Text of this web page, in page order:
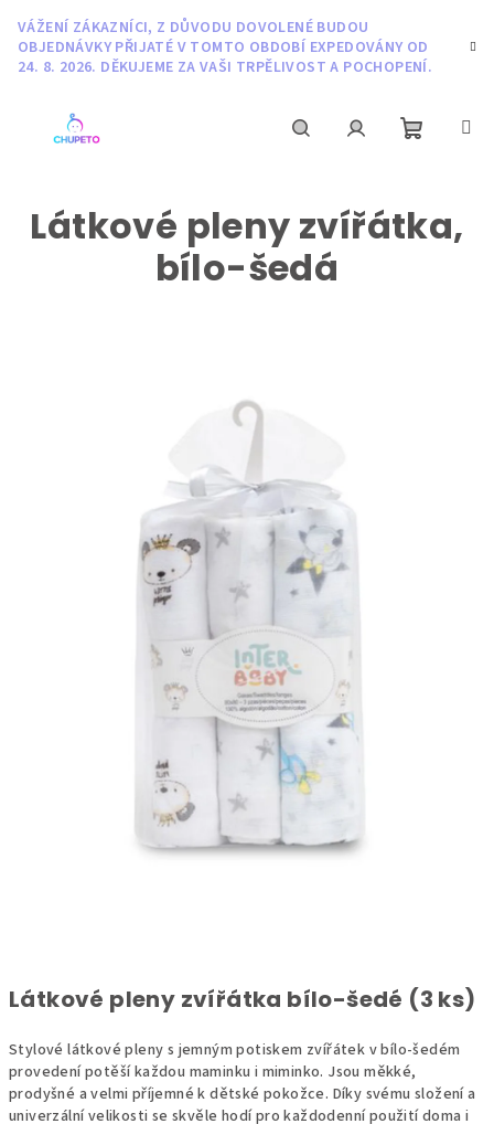
obsah
VÁŽENÍ ZÁKAZNÍCI, Z DŮVODU DOVOLENÉ BUDOU
OBJEDNÁVKY PŘIJATÉ V TOMTO OBDOBÍ EXPEDOVÁNY OD
24. 8. 2026. DĚKUJEME ZA VAŠI TRPĚLIVOST A POCHOPENÍ.
košík
Látkové pleny zvířátka bílo-šedé (3 ks)
Stylové látkové pleny s jemným potiskem zvířátek v bílo-šedém
provedení potěší každou maminku i miminko. Jsou měkké,
prodyšné a velmi příjemné k dětské pokožce. Díky svému složení a
univerzální velikosti se skvěle hodí pro každodenní použití doma i
Látkové pleny zvířátka,
bílo-šedá